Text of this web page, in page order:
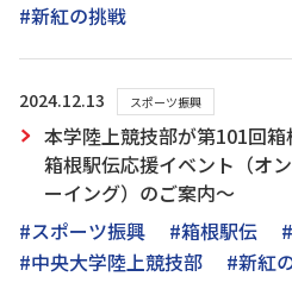
#新紅の挑戦
2024.12.13 スポーツ振興
本学陸上競技部が第101回
箱根駅伝応援イベント（オ
ーイング）のご案内～
#スポーツ振興
#箱根駅伝
#中央大学陸上競技部
#新紅